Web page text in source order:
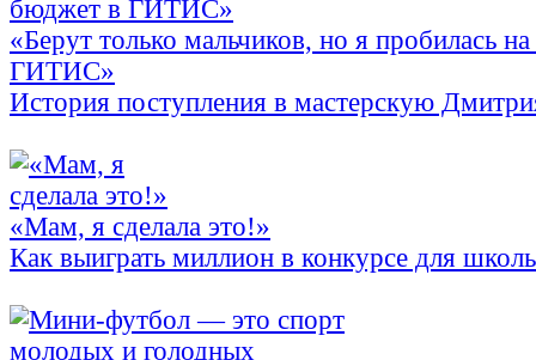
«Берут только мальчиков, но я пробилась
ГИТИС»
История поступления в мастерскую
«Мам, я сделала это!»
Как выиграть миллион в конкурсе для